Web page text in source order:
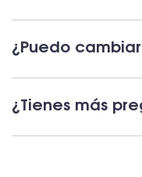
¿Puedo
¿Tienes más